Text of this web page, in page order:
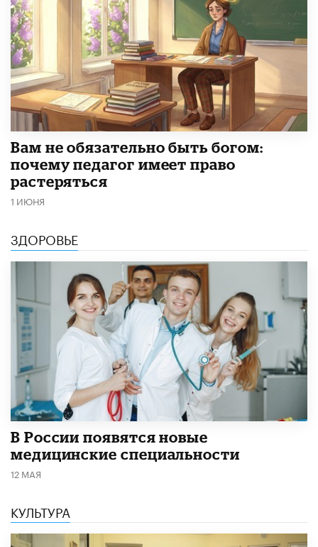
​Вам не обязательно быть богом:
почему педагог имеет право
растеряться
1 ИЮНЯ
ЗДОРОВЬЕ
В России появятся новые
медицинские специальности
12 МАЯ
КУЛЬТУРА